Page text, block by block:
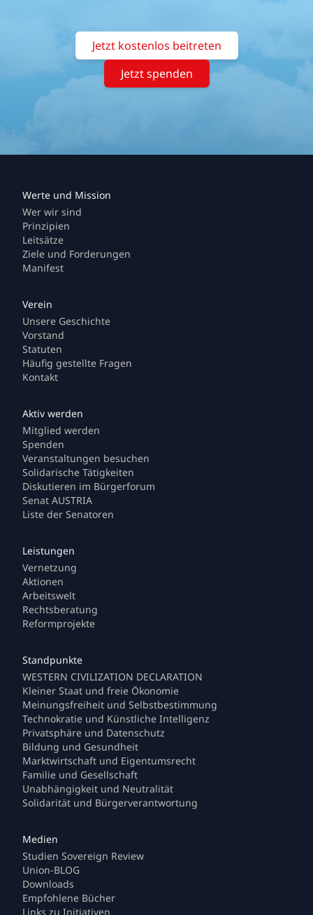
Jetzt kostenlos beitreten
Jetzt spenden
Wer wir sind
Prinzipien
Leitsätze
Ziele und Forderungen
Manifest
Unsere Geschichte
Vorstand
Statuten
Häufig gestellte Fragen
Kontakt
Mitglied werden
Spenden
Veranstaltungen besuchen
Solidarische Tätigkeiten
Diskutieren im Bürgerforum
Senat AUSTRIA
Liste der Senatoren
Vernetzung
Aktionen
Arbeitswelt
Rechtsberatung
Reformprojekte
WESTERN CIVILIZATION DECLARATION
Kleiner Staat und freie Ökonomie
Meinungsfreiheit und Selbstbestimmung
Technokratie und Künstliche Intelligenz
Privatsphäre und Datenschutz
Bildung und Gesundheit
Marktwirtschaft und Eigentumsrecht
Familie und Gesellschaft
Unabhängigkeit und Neutralität
Solidarität und Bürgerverantwortung
Studien Sovereign Review
Union-BLOG
Downloads
Empfohlene Bücher
Links zu Initiativen